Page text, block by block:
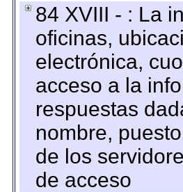
84 XVIII - : La
oficinas,
electrónica,
acceso a la
respuestas
nombre,
de los
de acceso